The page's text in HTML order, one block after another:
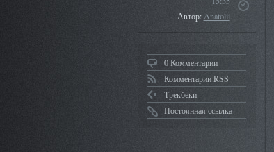
Автор:Anatolii
0 Комментарии
Комментарии RSS
Трекбеки
Постоянная ссылка